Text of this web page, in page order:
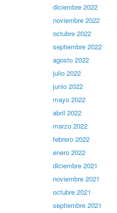
diciembre 2022
noviembre 2022
octubre 2022
septiembre 2022
agosto 2022
julio 2022
junio 2022
mayo 2022
abril 2022
marzo 2022
febrero 2022
enero 2022
diciembre 2021
noviembre 2021
octubre 2021
septiembre 2021